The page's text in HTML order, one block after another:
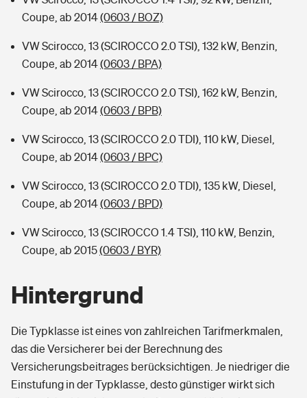
Coupe, ab 2014(0603 / BOZ)
VW Scirocco, 13 (SCIROCCO 2.0 TSI), 132 kW, Benzin,
Coupe, ab 2014(0603 / BPA)
VW Scirocco, 13 (SCIROCCO 2.0 TSI), 162 kW, Benzin,
Coupe, ab 2014(0603 / BPB)
VW Scirocco, 13 (SCIROCCO 2.0 TDI), 110 kW, Diesel,
Coupe, ab 2014(0603 / BPC)
VW Scirocco, 13 (SCIROCCO 2.0 TDI), 135 kW, Diesel,
Coupe, ab 2014(0603 / BPD)
VW Scirocco, 13 (SCIROCCO 1.4 TSI), 110 kW, Benzin,
Coupe, ab 2015(0603 / BYR)
Hintergrund
Die Typklasse ist eines von zahlreichen Tarifmerkmalen,
das die Versicherer bei der Berechnung des
Versicherungsbeitrages berücksichtigen. Je niedriger die
Einstufung in der Typklasse, desto günstiger wirkt sich